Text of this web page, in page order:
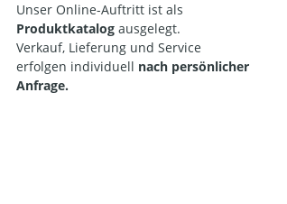
Unser Online-Auftritt ist als
Produktkatalog ausgelegt.
Verkauf, Lieferung und Service
erfolgen individuell nach persönlicher
Anfrage.